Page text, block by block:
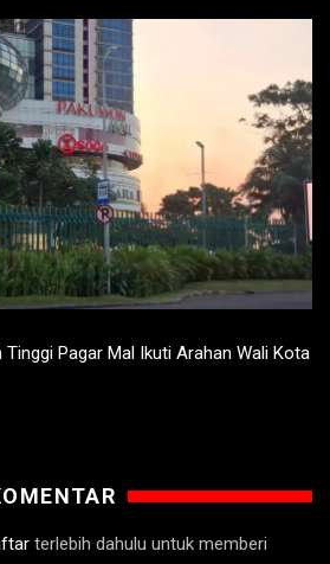
Tinggi Pagar Mal Ikuti Arahan Wali Kota
terlebih dahulu untuk memberi